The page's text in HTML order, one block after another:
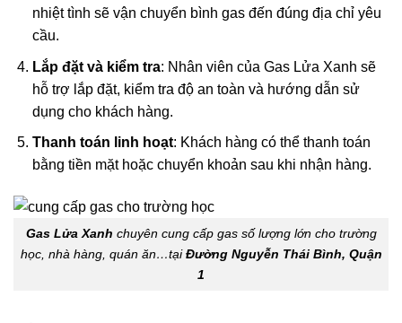
nhiệt tình sẽ vận chuyển bình gas đến đúng địa chỉ yêu
cầu.
Lắp đặt và kiểm tra: Nhân viên của Gas Lửa Xanh sẽ
hỗ trợ lắp đặt, kiểm tra độ an toàn và hướng dẫn sử
dụng cho khách hàng.
Thanh toán linh hoạt: Khách hàng có thể thanh toán
bằng tiền mặt hoặc chuyển khoản sau khi nhận hàng.
Gas Lửa Xanh chuyên cung cấp gas số lượng lớn cho trường
học, nhà hàng, quán ăn…tạiĐường Nguyễn Thái Bình, Quận
1